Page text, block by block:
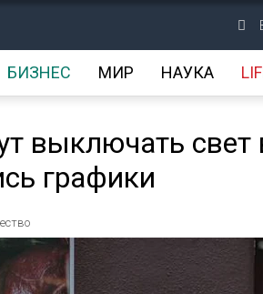
БИЗНЕС МИР НАУКА
выключать свет
графики